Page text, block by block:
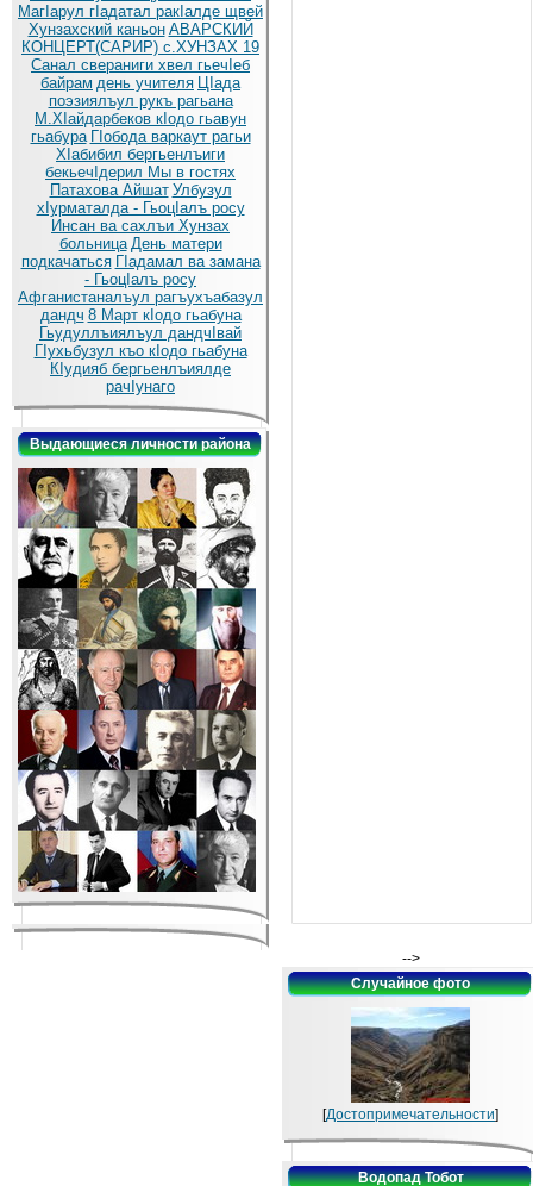
МагIарул гIадатал ракIалде щвей
Хунзахский каньон АВАРСКИЙ
КОНЦЕРТ(САРИР) с.ХУНЗАХ 19
Санал свераниги хвел гьечIеб
байрам день учителя ЦIада
поэзиялъул рукъ рагьана
М.ХIайдарбеков кIодо гьавун
гьабура ГIобода варкаут рагьи
ХIабибил бергьенлъиги
бекьечIдерил Мы в гостях
Патахова Айшат Улбузул
хIурматалда - ГьоцIалъ росу
Инсан ва сахлъи Хунзах
больница День матери
подкачаться ГIадамал ва замана
- ГьоцIалъ росу
Афганистаналъул рагъухъабазул
дандч 8 Март кIодо гьабуна
Гьудуллъиялъул дандчIвай
ГIухьбузул къо кIодо гьабуна
КIудияб бергьенлъиялде
рачIунаго
Выдающиеся личности района
-->
Случайное фото
[Достопримечательности]
Водопад Тобот